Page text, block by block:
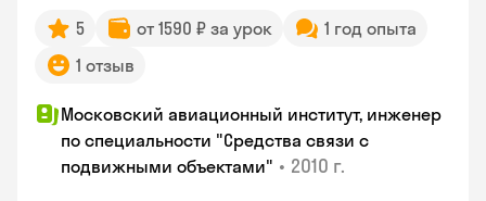
5 от 1590 ₽ за урок
1 год опыта
1 отзыв
Московский авиационный институт, инженер
по специальности "Средства связи с
подвижными объектами" • 2010 г.